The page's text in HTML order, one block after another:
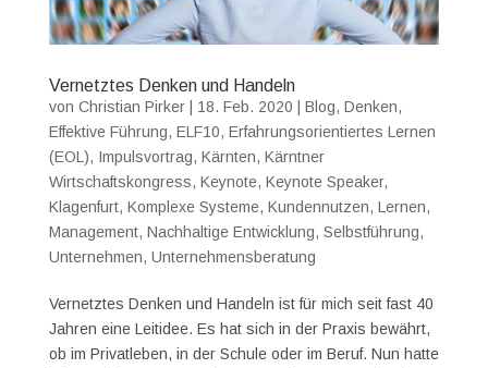
Vernetztes Denken und Handeln
von Christian Pirker| 18. Feb. 2020 Blog, Denken,
Effektive Führung, ELF10, Erfahrungsorientiertes Lernen
(EOL), Impulsvortrag, Kärnten, Kärntner
Wirtschaftskongress, Keynote, Keynote Speaker,
Klagenfurt, Komplexe Systeme, Kundennutzen, Lernen,
Management, Nachhaltige Entwicklung, Selbstführung,
Unternehmen, Unternehmensberatung
Vernetztes Denken und Handeln ist für mich seit fast 40
Jahren eine Leitidee. Es hat sich in der Praxis bewährt,
ob im Privatleben, in der Schule oder im Beruf. Nun hatte